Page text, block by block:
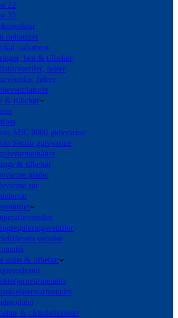
22
33
radiatorer
radiatorer
ben & tilbehør
følere
følere
& tilbehør
AHC 9000 gulvvarme
Sentio gulvvarme
& tilbehør
plader
rør
ventiler
units & tilbehør
& cirkulationssæt